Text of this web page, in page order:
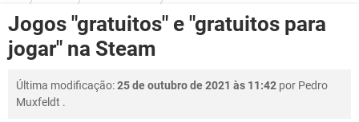
OUTLOOK EXCEL
INSTAGRAM
JOGOS
CELULAR FACEBOOK
OUTLOOK
INSTAGRAM GMAIL
DOWNLOADS
JOGOS
OUTLOOK
FÓRUM
JOGOS WHATSAPP
GLOSSÁRIO
Jogos "gratuitos" e "gratuitos para
jogar" na Steam
Última modificação:25 de outubro de 2021 às 11:42 por Pedro
Muxfeldt .